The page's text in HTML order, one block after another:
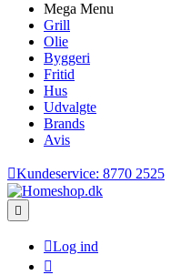
Mega Menu
Grill
Olie
Byggeri
Fritid
Hus
Udvalgte
Brands
Avis
Kundeservice: 8770 2525

Log ind
